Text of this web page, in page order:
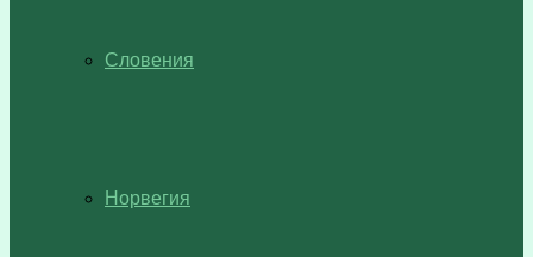
Словения
Норвегия